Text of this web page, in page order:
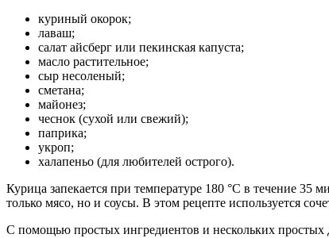
куриный окорок;
лаваш;
салат айсберг или пекинская капуста;
масло растительное;
сыр несоленый;
сметана;
майонез;
чеснок (сухой или свежий);
паприка;
укроп;
халапеньо (для любителей острого).
Курица запекается при температуре 180 °C в течение
только мясо, но и соусы. В этом рецепте используется
С помощью простых ингредиентов и нескольких простых